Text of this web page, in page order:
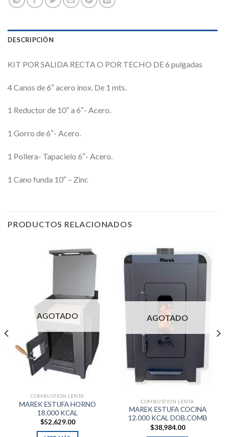
DESCRIPCIÓN
KIT POR SALIDA RECTA O POR TECHO DE 6 pulgadas
4 Canos de 6″ acero inox. De 1 mts.
1 Reductor de 10″ a 6″- Acero.
1 Gorro de 6″- Acero.
1 Pollera- Tapacielo 6″- Acero.
1 Cano funda 10″ – Zinc
PRODUCTOS RELACIONADOS
AGOTADO
COMBUSTION LENTA
MAREK ESTUFA HORNO
18.000 KCAL
$52,629.00
AGOTADO
COMBUSTION LENTA
MAREK ESTUFA COCINA
12.000 KCAL DOB.COMB
$38,984.00